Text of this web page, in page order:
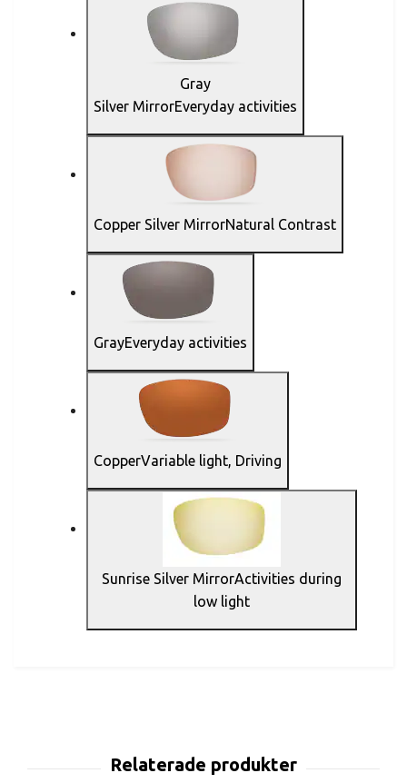
Gray
Silver MirrorEveryday activities
Copper Silver MirrorNatural Contrast
GrayEveryday activities
CopperVariable light, Driving
Sunrise Silver MirrorActivities during
low light